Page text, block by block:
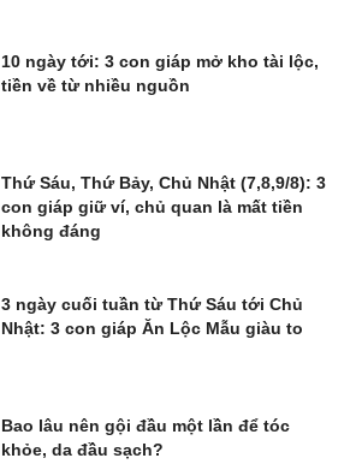
10 ngày tới: 3 con giáp mở kho tài lộc,
tiền về từ nhiều nguồn
Thứ Sáu, Thứ Bảy, Chủ Nhật (7,8,9/8): 3
con giáp giữ ví, chủ quan là mất tiền
không đáng
3 ngày cuối tuần từ Thứ Sáu tới Chủ
Nhật: 3 con giáp Ăn Lộc Mẫu giàu to
Bao lâu nên gội đầu một lần để tóc
khỏe, da đầu sạch?